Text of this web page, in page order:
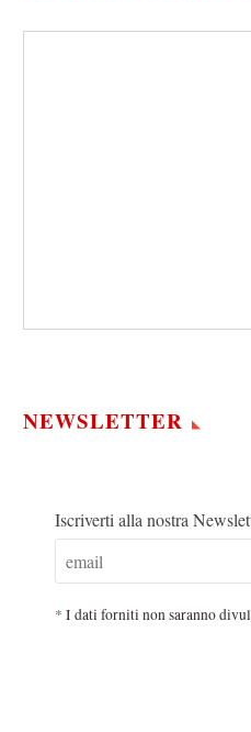
NEWSLETTER
Iscriverti alla nostra
* I dati forniti non saranno